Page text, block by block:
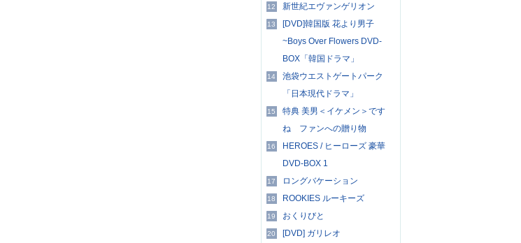
12 新世紀エヴァンゲリオン
13
[DVD]韓国版 花より男子
~Boys Over Flowers DVD-
BOX「韓国ドラマ」
14
池袋ウエストゲートパーク
「日本現代ドラマ」
15
特典 美男＜イケメン＞です
ね ファンへの贈り物
16
HEROES / ヒーローズ 豪華
DVD-BOX 1
17 ロングバケーション
18 ROOKIES ルーキーズ
19 おくりびと
20 [DVD] ガリレオ